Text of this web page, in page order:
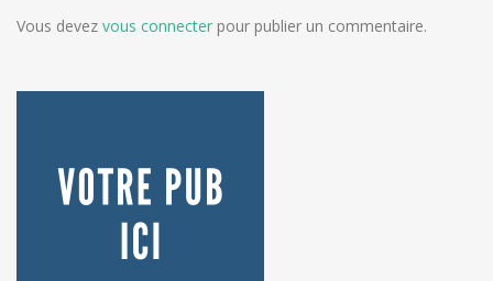
Vous devez vous connecter pour publier un commentaire.